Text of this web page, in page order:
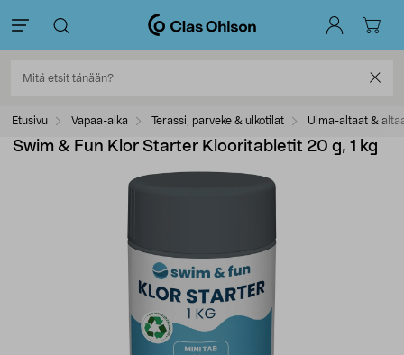
Etusivu Vapaa-aika Terassi, parveke & ulkotilat Uima-altaat &
Swim & Fun Klor Starter Klooritabletit 20 g, 1 kg